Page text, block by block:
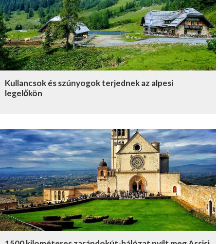
Kullancsok és szúnyogok terjednek az alpesi
legelőkön